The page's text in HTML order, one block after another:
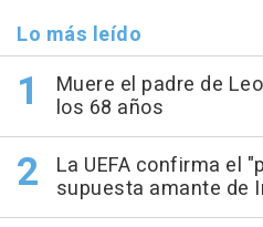
Lo más leído
Muere el padre de
los 68 años
La UEFA confirma el
supuesta amante de